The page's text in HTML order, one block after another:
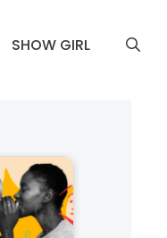
SHOW GIRL